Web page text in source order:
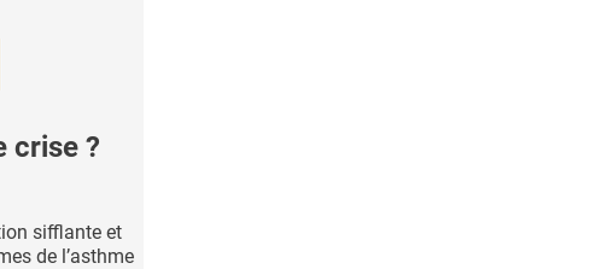
crise ?
sifflante et
de l’asthme